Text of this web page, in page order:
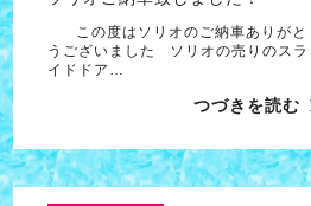
この度はソリオのご納車ありがと
うございました ソリオの売りのスラ
イドドア…
つづきを読む